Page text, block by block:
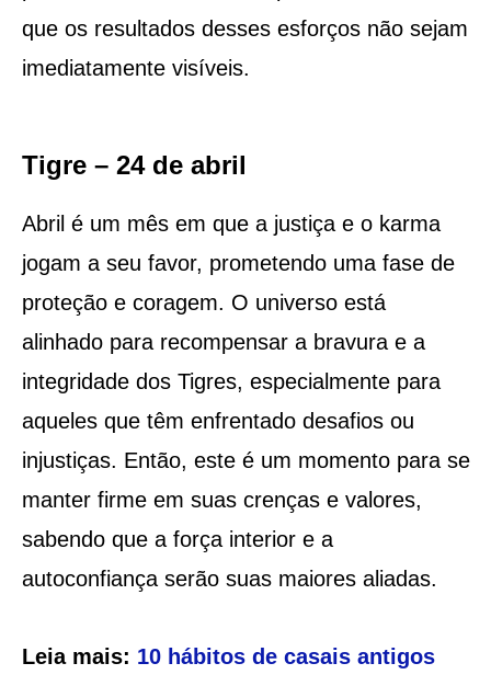
que os resultados desses esforços não sejam
imediatamente visíveis.
Tigre – 24 de abril
Abril é um mês em que a justiça e o karma
jogam a seu favor, prometendo uma fase de
proteção e coragem. O universo está
alinhado para recompensar a bravura e a
integridade dos Tigres, especialmente para
aqueles que têm enfrentado desafios ou
injustiças. Então, este é um momento para se
manter firme em suas crenças e valores,
sabendo que a força interior e a
autoconfiança serão suas maiores aliadas.
Leia mais: 10 hábitos de casais antigos